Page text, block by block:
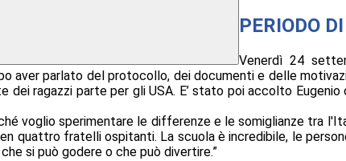
PERIODO
Venerdì 24
aver parlato del protocollo, dei documenti e delle
dei ragazzi parte per gli USA. E’ stato poi accolto
voglio sperimentare le differenze e le somiglianze tra
quattro fratelli ospitanti. La scuola è incredibile, le
si può godere o che può divertire.”